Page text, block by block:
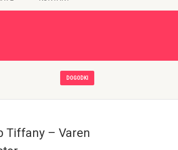
DOGODKI
Tiffany – Varen